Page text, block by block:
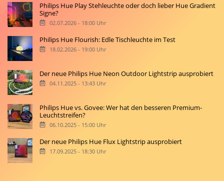
Philips Hue Play Stehleuchte oder doch lieber Hue Gradient
Signe?
02.07.2026 - 18:00 Uhr
Philips Hue Flourish: Edle Tischleuchte im Test
18.02.2026 - 19:00 Uhr
Der neue Philips Hue Neon Outdoor Lightstrip ausprobiert
04.11.2025 - 13:43 Uhr
Philips Hue vs. Govee: Wer hat den besseren Premium-
Leuchtstreifen?
06.10.2025 - 15:00 Uhr
Der neue Philips Hue Flux Lightstrip ausprobiert
17.09.2025 - 18:30 Uhr